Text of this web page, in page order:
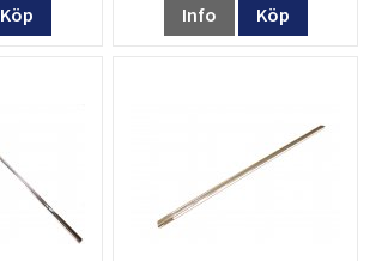
Köp Info Köp